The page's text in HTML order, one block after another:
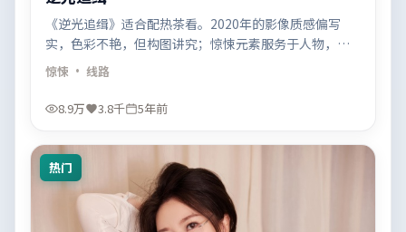
《逆光追缉》适合配热茶看。2020年的影像质感偏写
实，色彩不艳，但构图讲究；惊悚元素服务于人物，而
不是反过来。
惊悚 · 线路
8.9万 3.8千 5年前
热门